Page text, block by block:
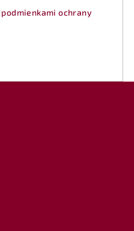
podmienkami ochrany